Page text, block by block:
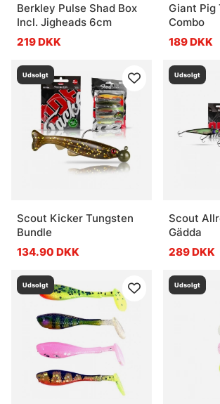
Berkley Pulse Shad Box
Incl. Jigheads 6cm
219 DKK
Giant Pig
Combo
189 DKK
Udsolgt
Scout Kicker Tungsten
Bundle
134.90 DKK
Udsolgt
Scout
Gädda
289 DKK
Udsolgt Udsolgt